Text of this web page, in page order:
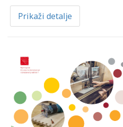
Prikaži detalje